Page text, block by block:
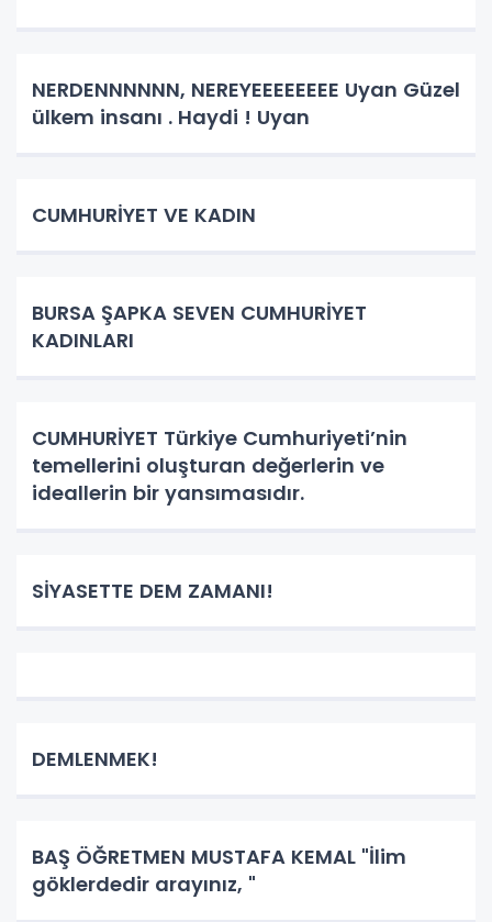
NERDENNNNNN, NEREYEEEEEEEE Uyan Güzel
ülkem insanı . Haydi ! Uyan
CUMHURİYET VE KADIN
BURSA ŞAPKA SEVEN CUMHURİYET
KADINLARI
CUMHURİYET Türkiye Cumhuriyeti’nin
temellerini oluşturan değerlerin ve
ideallerin bir yansımasıdır.
SİYASETTE DEM ZAMANI!
DEMLENMEK!
BAŞ ÖĞRETMEN MUSTAFA KEMAL "İlim
göklerdedir arayınız, "